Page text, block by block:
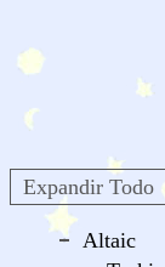
Expandir Todo
Altaic